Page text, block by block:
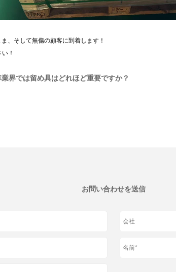
、そして無傷の顧客に到着します！
！
界では留め具はどれほど重要ですか？
お問い合わせを送信